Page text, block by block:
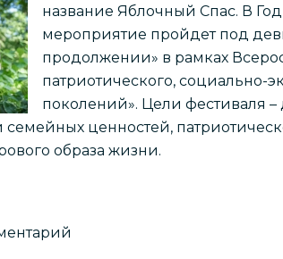
название Яблочный Спас. В
мероприятие пройдет под
продолжении» в рамках
патриотического, социально-
поколений». Цели фестиваля
ценностей,
образа жизни.